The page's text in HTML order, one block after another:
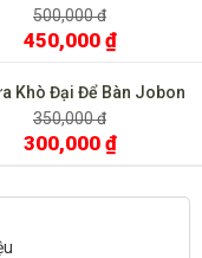
Cohiba COB 58
500,000 đ
450,000 ₫
Khò Đại Để Bàn Jobon
ZB583
350,000 đ
300,000 ₫